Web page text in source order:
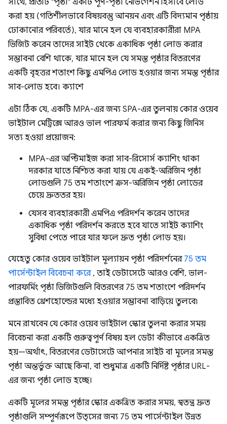
সাথে, প্রতিটি "পৃষ্ঠা" একটি পূর্ণ-পৃষ্ঠা নেভিগেশন হিসাবে লোড
করা হয় (গতিশীলভাবে বিষয়বস্তু আনয়ন এবং এটি বিদ্যমান পৃষ্ঠায়
ঢোকানোর পরিবর্তে), যার মানে হল যে ব্যবহারকারীরা MPA
ভিজিট করেন তাদের সাইট থেকে একাধিক পৃষ্ঠা লোড করার
সম্ভাবনা বেশি থাকে, যার মানে হল যে সমস্ত পৃষ্ঠার বিতরণের
একটি বৃহত্তর শতাংশ কিছু এমপিএ লোড হওয়ার জন্য সমস্ত পৃষ্ঠার
সাব-লোড হবে। ক্যাশে
এটা ঠিক যে, একটি MPA-এর জন্য SPA-এর তুলনায় কোর ওয়েব
ভাইটাল মেট্রিক্সে আরও ভাল পারফর্ম করার জন্য কিছু জিনিস
সত্য হওয়া প্রয়োজন:
MPA-এর অপ্টিমাইজ করা সাব-রিসোর্স ক্যাশিং থাকা
দরকার যাতে নিশ্চিত করা যায় যে একই-অরিজিন পৃষ্ঠা
লোডগুলি 75 তম শতাংশে ক্রস-অরিজিন পৃষ্ঠা লোডের
চেয়ে দ্রুততর হয়।
যেসব ব্যবহারকারী এমপিএ পরিদর্শন করেন তাদের
একাধিক পৃষ্ঠা পরিদর্শন করতে হবে যাতে সাইট ক্যাশিং
সুবিধা পেতে পারে যার ফলে দ্রুত পৃষ্ঠা লোড হয়।
যেহেতু কোর ওয়েব ভাইটাল মূল্যায়ন পৃষ্ঠা পরিদর্শনের 75 তম
পার্সেন্টাইল বিবেচনা করে, তাই ডেটাসেটে আরও বেশি, ভাল-
পারফর্মিং পৃষ্ঠা ভিজিটগুলি বিতরণের 75 তম শতাংশে পরিদর্শন
প্রস্তাবিত থ্রেশহোল্ডের মধ্যে হওয়ার সম্ভাবনা বাড়িয়ে তুলবে৷
মনে রাখবেন যে কোর ওয়েব ভাইটাল স্কোর তুলনা করার সময়
বিবেচনা করা একটি গুরুত্বপূর্ণ বিষয় হল ডেটা কীভাবে একত্রিত
হয়—অর্থাৎ, বিতরণের ডেটাসেটে আপনার সাইট বা মূলের সমস্ত
পৃষ্ঠা অন্তর্ভুক্ত আছে কিনা, বা শুধুমাত্র একটি নির্দিষ্ট পৃষ্ঠার URL-
এর জন্য পৃষ্ঠা লোড হচ্ছে।
একটি মূলের সমস্ত পৃষ্ঠার স্কোর একত্রিত করার সময়, স্বতন্ত্র দ্রুত
পৃষ্ঠাগুলি সম্পূর্ণরূপে উত্সের জন্য 75 তম পার্সেন্টাইল উন্নত